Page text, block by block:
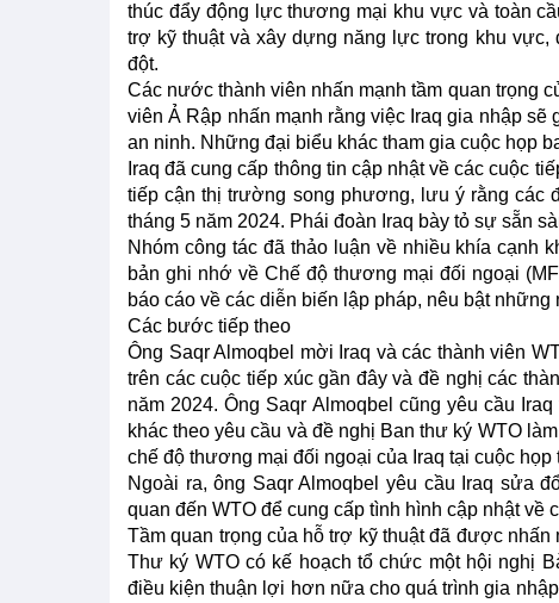
thúc đẩy động lực thương mại khu vực và toàn
trợ kỹ thuật và xây dựng năng lực trong khu
đột.
Các nước thành viên nhấn mạnh tầm quan trọng
viên Ả Rập nhấn mạnh rằng việc Iraq gia nhập
an ninh. Những đại biểu khác tham gia cuộc họp
Iraq đã cung cấp thông tin cập nhật về các cuộc
tiếp cận thị trường song phương, lưu ý rằng các
tháng 5 năm 2024. Phái đoàn Iraq bày tỏ sự sẵn
Nhóm công tác đã thảo luận về nhiều khía cạnh
bản ghi nhớ về Chế độ thương mại đối ngoại
báo cáo về các diễn biến lập pháp, nêu bật
Các bước tiếp theo
Ông Saqr Almoqbel mời Iraq và các thành viên
trên các cuộc tiếp xúc gần đây và đề nghị các
năm 2024. Ông Saqr Almoqbel cũng yêu cầu
khác theo yêu cầu và đề nghị Ban thư ký WTO
chế độ thương mại đối ngoại của Iraq tại cuộc họp
Ngoài ra, ông Saqr Almoqbel yêu cầu Iraq sửa
quan đến WTO để cung cấp tình hình cập nhật về
Tầm quan trọng của hỗ trợ kỹ thuật đã được
Thư ký WTO có kế hoạch tổ chức một hội nghị
điều kiện thuận lợi hơn nữa cho quá trình gia